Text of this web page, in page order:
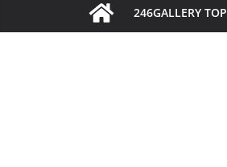
プ
246GALLERY TOP